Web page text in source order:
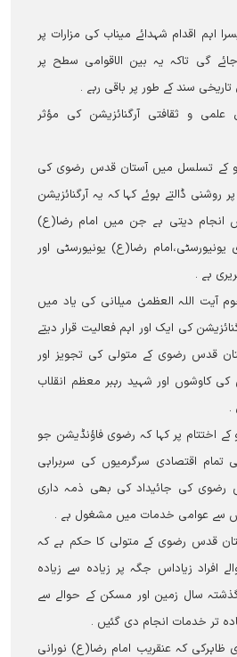
اہم اقدام شہدائے میناب کی مزارات پر
گی تاکہ یہ بین الاقوامی سطح پر
سند کے طور پر باقی رہے ۔
و ثقافتی آرگنائزیشن کی مؤثر
کے تسلسل میں آستان قدس رضوی کی
روشنی ڈالتے ہوئے کہا کہ یہ آرگنائزیشن
انجام دیتی ہے جن میں امام رضا(ع)
یونیورسٹی،امام رضا(ع) یونیورسٹی اور
ہے ۔
آیت اللہ العظمیٰ میلانی کی یاد میں
کی ایک اور اہم فعالیت قرار دیتے
قدس رضوی کے متولی کی تجویز اور
کی کاوشوں اور شہید رہبر معظم انقلاب
اختتام پر کہا کہ رضوی فاؤنڈیشن جو
اقتصادی سرگرمیوں کی سربراہی
رضوی کی جائیداد کی بھی ذمہ داری
سے عوامی خدمات میں مشغول ہے ۔
قدس رضوی کے متولی کا حکم ہے کہ
افراد زیاداس جگہ پر زیادہ سے زیادہ
سال زمین اور مسکن کے حوالے سے
تر خدمات انجام دی گئیں ۔
ظاہرکی کہ عنقریب امام رضا(ع) نورانی